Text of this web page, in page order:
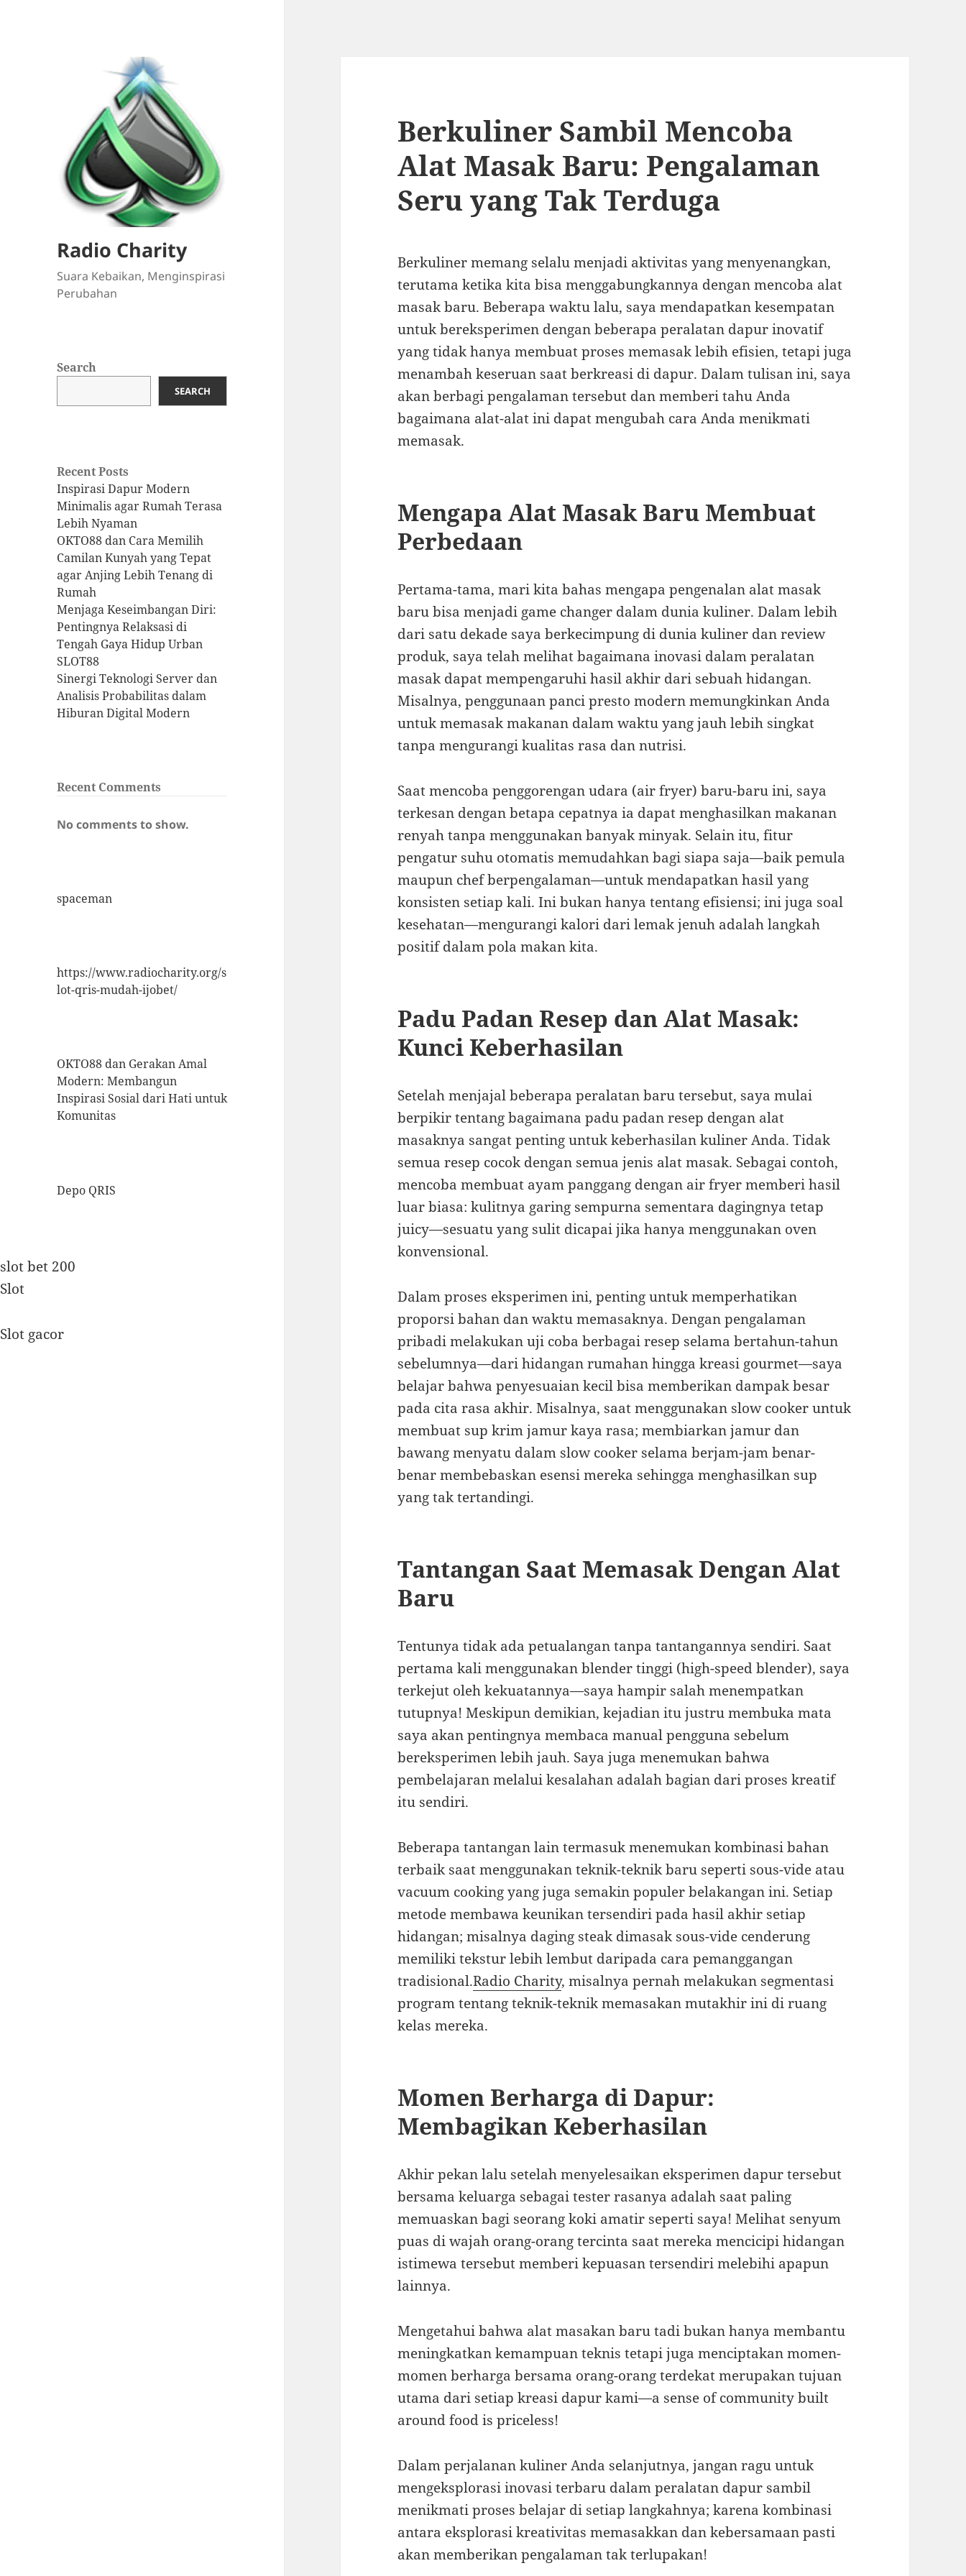
Radio Charity
Suara Kebaikan, Menginspirasi
Perubahan
Search
SEARCH
Recent Posts
Inspirasi Dapur Modern
Minimalis agar Rumah Terasa
Lebih Nyaman
OKTO88 dan Cara Memilih
Camilan Kunyah yang Tepat
agar Anjing Lebih Tenang di
Rumah
Menjaga Keseimbangan Diri:
Pentingnya Relaksasi di
Tengah Gaya Hidup Urban
SLOT88
Sinergi Teknologi Server dan
Analisis Probabilitas dalam
Hiburan Digital Modern
Recent Comments
No comments to show.
spaceman
https://www.radiocharity.org/s
lot-qris-mudah-ijobet/
OKTO88 dan Gerakan Amal
Modern: Membangun
Inspirasi Sosial dari Hati untuk
Komunitas
Depo QRIS
slot bet 200
Slot
Slot gacor
Berkuliner Sambil Mencoba
Alat Masak Baru: Pengalaman
Seru yang Tak Terduga
Berkuliner memang selalu menjadi aktivitas yang menyenangkan,
terutama ketika kita bisa menggabungkannya dengan mencoba alat
masak baru. Beberapa waktu lalu, saya mendapatkan kesempatan
untuk bereksperimen dengan beberapa peralatan dapur inovatif
yang tidak hanya membuat proses memasak lebih efisien, tetapi juga
menambah keseruan saat berkreasi di dapur. Dalam tulisan ini, saya
akan berbagi pengalaman tersebut dan memberi tahu Anda
bagaimana alat-alat ini dapat mengubah cara Anda menikmati
memasak.
Mengapa Alat Masak Baru Membuat
Perbedaan
Pertama-tama, mari kita bahas mengapa pengenalan alat masak
baru bisa menjadi game changer dalam dunia kuliner. Dalam lebih
dari satu dekade saya berkecimpung di dunia kuliner dan review
produk, saya telah melihat bagaimana inovasi dalam peralatan
masak dapat mempengaruhi hasil akhir dari sebuah hidangan.
Misalnya, penggunaan panci presto modern memungkinkan Anda
untuk memasak makanan dalam waktu yang jauh lebih singkat
tanpa mengurangi kualitas rasa dan nutrisi.
Saat mencoba penggorengan udara (air fryer) baru-baru ini, saya
terkesan dengan betapa cepatnya ia dapat menghasilkan makanan
renyah tanpa menggunakan banyak minyak. Selain itu, fitur
pengatur suhu otomatis memudahkan bagi siapa saja—baik pemula
maupun chef berpengalaman—untuk mendapatkan hasil yang
konsisten setiap kali. Ini bukan hanya tentang efisiensi; ini juga soal
kesehatan—mengurangi kalori dari lemak jenuh adalah langkah
positif dalam pola makan kita.
Padu Padan Resep dan Alat Masak:
Kunci Keberhasilan
Setelah menjajal beberapa peralatan baru tersebut, saya mulai
berpikir tentang bagaimana padu padan resep dengan alat
masaknya sangat penting untuk keberhasilan kuliner Anda. Tidak
semua resep cocok dengan semua jenis alat masak. Sebagai contoh,
mencoba membuat ayam panggang dengan air fryer memberi hasil
luar biasa: kulitnya garing sempurna sementara dagingnya tetap
juicy—sesuatu yang sulit dicapai jika hanya menggunakan oven
konvensional.
Dalam proses eksperimen ini, penting untuk memperhatikan
proporsi bahan dan waktu memasaknya. Dengan pengalaman
pribadi melakukan uji coba berbagai resep selama bertahun-tahun
sebelumnya—dari hidangan rumahan hingga kreasi gourmet—saya
belajar bahwa penyesuaian kecil bisa memberikan dampak besar
pada cita rasa akhir. Misalnya, saat menggunakan slow cooker untuk
membuat sup krim jamur kaya rasa; membiarkan jamur dan
bawang menyatu dalam slow cooker selama berjam-jam benar-
benar membebaskan esensi mereka sehingga menghasilkan sup
yang tak tertandingi.
Tantangan Saat Memasak Dengan Alat
Baru
Tentunya tidak ada petualangan tanpa tantangannya sendiri. Saat
pertama kali menggunakan blender tinggi (high-speed blender), saya
terkejut oleh kekuatannya—saya hampir salah menempatkan
tutupnya! Meskipun demikian, kejadian itu justru membuka mata
saya akan pentingnya membaca manual pengguna sebelum
bereksperimen lebih jauh. Saya juga menemukan bahwa
pembelajaran melalui kesalahan adalah bagian dari proses kreatif
itu sendiri.
Beberapa tantangan lain termasuk menemukan kombinasi bahan
terbaik saat menggunakan teknik-teknik baru seperti sous-vide atau
vacuum cooking yang juga semakin populer belakangan ini. Setiap
metode membawa keunikan tersendiri pada hasil akhir setiap
hidangan; misalnya daging steak dimasak sous-vide cenderung
memiliki tekstur lebih lembut daripada cara pemanggangan
tradisional.Radio Charity, misalnya pernah melakukan segmentasi
program tentang teknik-teknik memasakan mutakhir ini di ruang
kelas mereka.
Momen Berharga di Dapur:
Membagikan Keberhasilan
Akhir pekan lalu setelah menyelesaikan eksperimen dapur tersebut
bersama keluarga sebagai tester rasanya adalah saat paling
memuaskan bagi seorang koki amatir seperti saya! Melihat senyum
puas di wajah orang-orang tercinta saat mereka mencicipi hidangan
istimewa tersebut memberi kepuasan tersendiri melebihi apapun
lainnya.
Mengetahui bahwa alat masakan baru tadi bukan hanya membantu
meningkatkan kemampuan teknis tetapi juga menciptakan momen-
momen berharga bersama orang-orang terdekat merupakan tujuan
utama dari setiap kreasi dapur kami—a sense of community built
around food is priceless!
Dalam perjalanan kuliner Anda selanjutnya, jangan ragu untuk
mengeksplorasi inovasi terbaru dalam peralatan dapur sambil
menikmati proses belajar di setiap langkahnya; karena kombinasi
antara eksplorasi kreativitas memasakkan dan kebersamaan pasti
akan memberikan pengalaman tak terlupakan!